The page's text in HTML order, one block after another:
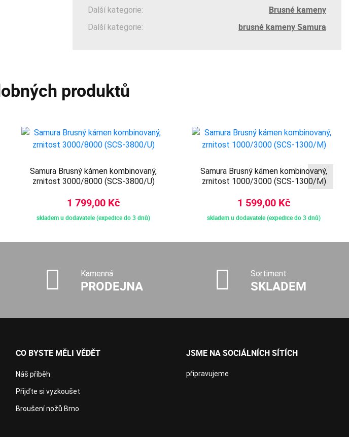
Další kategorie: Brusné kameny
Další kategorie: brusné kameny Samura
produktů
Samura Brusný kámen kombinovaný,
zrnitost 3000/8000 (SCS-3800/U)
1 799,00 Kč
skladem u dodavatele (expedice do 3 dnů)
Samura Brusný kámen kombinovaný,
zrnitost 1000/3000 (SCS-1300/M)
1 599,00 Kč
skladem u dodavatele (expedice do 3 dnů)
Kamenná
PRODEJNA
Sortiment
SKLADEM
CO BYSTE MĚLI VĚDĚT
Náš příběh
Přijďte si vyzkoušet
Broušení nožů Brno
JSME NA SOCIÁLNÍCH SÍTÍCH
připravujeme